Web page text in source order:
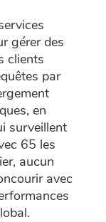
gérer des
clients
par
en
surveillent
65 les
aucun
avec